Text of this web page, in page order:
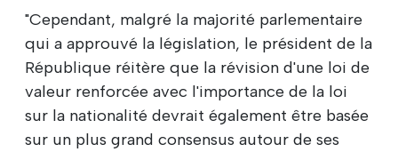
"Cependant, malgré la majorité parlementaire
qui a approuvé la législation, le président de la
République réitère que la révision d'une loi de
valeur renforcée avec l'importance de la loi
sur la nationalité devrait également être basée
sur un plus grand consensus autour de ses